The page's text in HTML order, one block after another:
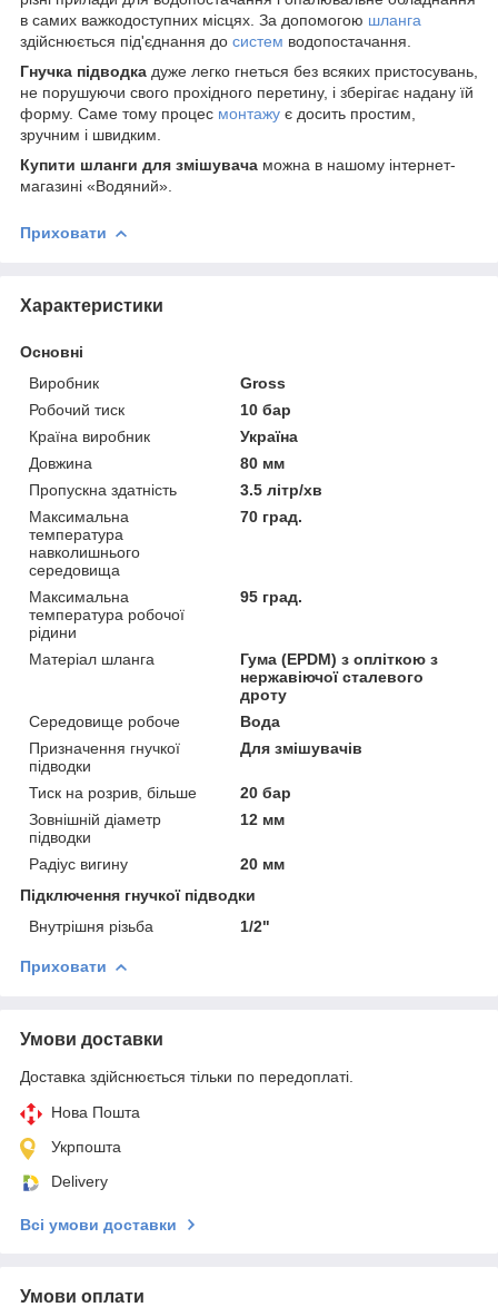
в самих важкодоступних місцях. За допомогою шланга
здійснюється під'єднання до систем водопостачання.
Гнучка підводка дуже легко гнеться без всяких пристосувань,
не порушуючи свого прохідного перетину, і зберігає надану їй
форму. Саме тому процес монтажу є досить простим,
зручним і швидким.
Купити шланги для змішувача можна в нашому інтернет-
магазині «Водяний».
Приховати
Характеристики
Основні
Виробник
Gross
Робочий тиск
10 бар
Країна виробник
Україна
Довжина
80 мм
Пропускна здатність
3.5 літр/хв
Максимальна
температура
навколишнього
середовища
70 град.
Максимальна
температура робочої
рідини
95 град.
Матеріал шланга
Гума (EPDM) з опліткою з
нержавіючої сталевого
дроту
Середовище робоче
Вода
Призначення гнучкої
підводки
Для змішувачів
Тиск на розрив, більше
20 бар
Зовнішній діаметр
підводки
12 мм
Радіус вигину
20 мм
Підключення гнучкої підводки
Внутрішня різьба
1/2"
Приховати
Умови доставки
Доставка здійснюється тільки по передоплаті.
Нова Пошта
Укрпошта
Delivery
Всі умови доставки
Умови оплати